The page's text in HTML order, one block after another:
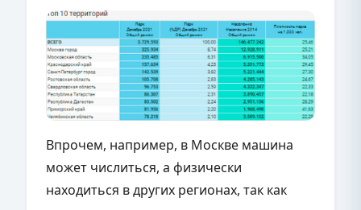
Впрочем, например, в Москве машина
может числиться, а физически
находиться в других регионах, так как